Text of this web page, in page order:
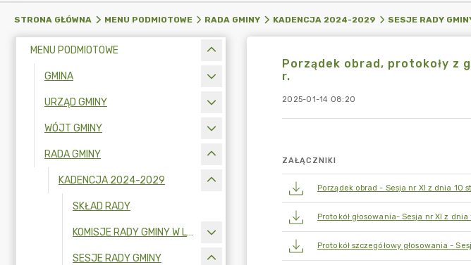
STRONA GŁÓWNA MENU PODMIOTOWE RADA GMINY KADENCJA 2024-2029 SESJE RADY
MENU PODMIOTOWE
GMINA
URZĄD GMINY
WÓJT GMINY
RADA GMINY
KADENCJA 2024-2029
SKŁAD RADY
KOMISJE RADY GMINY W LATACH 2024-2029
SESJE RADY GMINY
Porządek obrad, protokoły z
r.
2025-01-14 08:20
ZAŁĄCZNIKI
Porządek obrad - Sesja nr XI z dnia 10
Protokół głosowania- Sesja nr XI z
Protokół szczegółowy głosowania -